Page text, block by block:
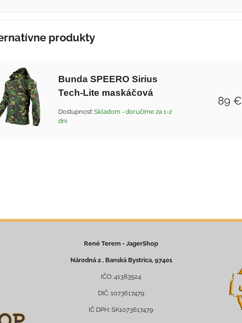
produkty
Bunda SPEERO Sirius
Tech-Lite maskáčová
Dostupnosť: Skladom - doručíme za 1-2
dni
89 €
René Terem - JagerShop
Národná 2 , Banská Bystrica, 97401
IČO: 41383524
DIČ: 1073617479
IČ DPH: SK1073617479